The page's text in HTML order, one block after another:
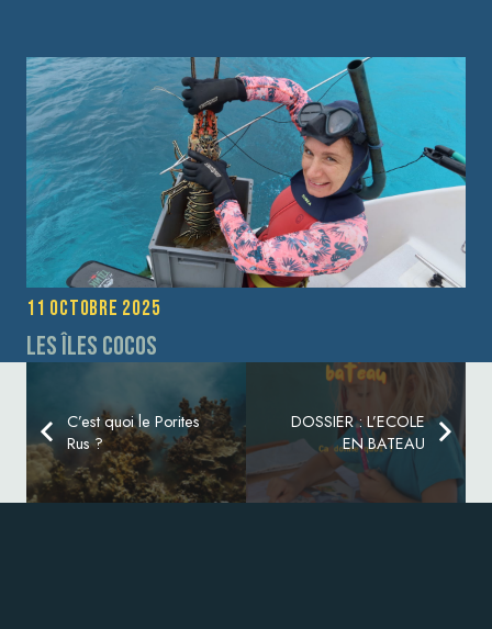
11 octobre 2025
Les îles Cocos
C’est quoi le Porites
Rus ?
DOSSIER : L’ECOLE
EN BATEAU